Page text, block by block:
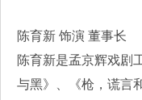
陈育新 饰演 董事长
陈育新是孟京辉戏剧
与黑》、《枪，谎言